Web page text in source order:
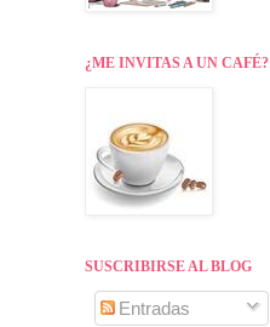
¿ME INVITAS A UN CAFÉ?
SUSCRIBIRSE AL BLOG
Entradas